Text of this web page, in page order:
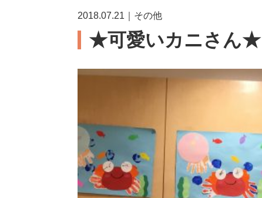
2018.07.21｜その他
★可愛いカニさん★